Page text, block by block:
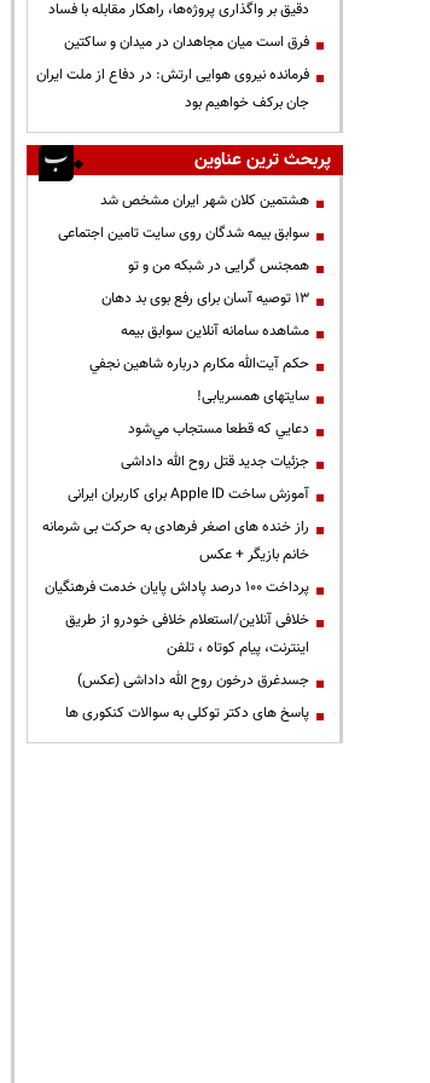
دقیق بر واگذاری پروژه‌ها، راهکار مقابله با فساد
فرق است میان مجاهدان در میدان و ساکتین
فرمانده نیروی هوایی ارتش: در دفاع از ملت ایران
جان برکف خواهیم بود
پربحث ترین عناوین
هشتمین کلان شهر ایران مشخص شد
سوابق بیمه شدگان روی سایت تامین اجتماعی
همجنس گرایی در شبکه من و تو
13 توصیه آسان برای رفع بوی بد دهان
مشاهده سامانه آنلاين سوابق بیمه
حكم آيت‌الله مكارم درباره شاهين نجفي
سایتهای همسریابی!
دعايي كه قطعا مستجاب مي‌شود
جزئیات جدید قتل روح الله داداشی
آموزش ساخت Apple ID برای کاربران ایرانی
راز خنده های اصغر فرهادی به حرکت بی شرمانه
خانم بازیگر + عکس
پرداخت ۱۰۰ درصد پاداش پایان خدمت فرهنگیان
خلافی آنلاین/استعلام خلافی خودرو از طریق
اینترنت، پیام کوتاه ، تلفن
جسدغرق درخون روح الله داداشی (عکس)
پاسخ های دکتر توکلی به سوالات کنکوری ها